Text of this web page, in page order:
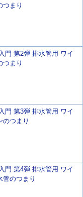
つまり
門 第2弾 排水管用 ワイ
つまり
門 第3弾 排水管用 ワイ
のつまり
門 第4弾 排水管用 ワイ
管のつまり